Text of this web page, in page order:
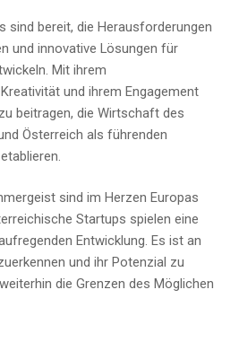
sind bereit, die Herausforderungen
und innovative Lösungen für
Mit ihrem
und ihrem Engagement
beitragen, die Wirtschaft des
Österreich als führenden
sind im Herzen Europas
Startups spielen eine
Entwicklung. Es ist an
und ihr Potenzial zu
die Grenzen des Möglichen